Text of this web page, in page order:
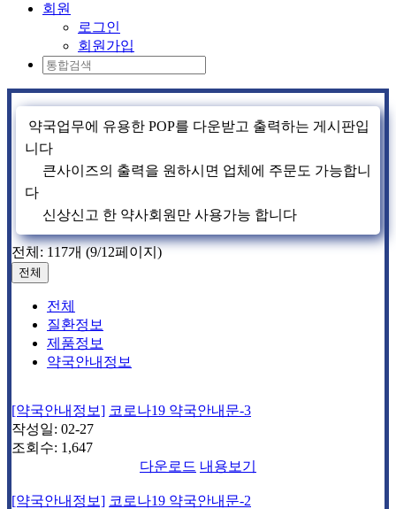
회원
로그인
회원가입
약국업무에 유용한 POP를 다운받고 출력하는 게시판입
니다
큰사이즈의 출력을 원하시면 업체에 주문도 가능합니
다
신상신고 한 약사회원만 사용가능 합니다
전체: 117개 (9/12페이지)
전체
전체
질환정보
제품정보
약국안내정보
[약국안내정보] 코로나19 약국안내문-3
작성일: 02-27
조회수: 1,647
다운로드 내용보기
[약국안내정보] 코로나19 약국안내문-2